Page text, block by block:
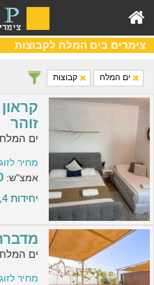
צימרים בים המלח לקבוצות
ים המלח קבוצות
זוהר
ים
מחיר
אמצ"ש:
יחידות 4, מתאים למשפחות
ים
מחיר